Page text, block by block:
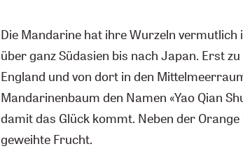
Die Mandarine hat ihre Wurzeln
über ganz Südasien bis nach Japan. Erst
England und von dort in den
Mandarinenbaum den Namen «Yao Qian
damit das Glück kommt. Neben der
geweihte Frucht.